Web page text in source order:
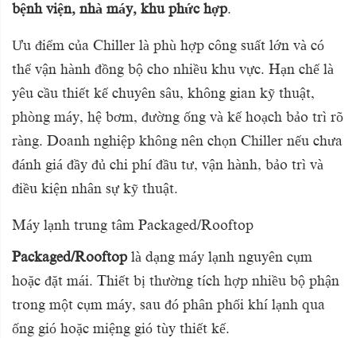
bệnh viện, nhà máy, khu phức hợp.
Ưu điểm của Chiller là phù hợp công suất lớn và có
thể vận hành đồng bộ cho nhiều khu vực. Hạn chế là
yêu cầu thiết kế chuyên sâu, không gian kỹ thuật,
phòng máy, hệ bơm, đường ống và kế hoạch bảo trì rõ
ràng. Doanh nghiệp không nên chọn Chiller nếu chưa
đánh giá đầy đủ chi phí đầu tư, vận hành, bảo trì và
điều kiện nhân sự kỹ thuật.
Máy lạnh trung tâm Packaged/Rooftop
Packaged/Rooftoplà dạng máy lạnh nguyên cụm
hoặc đặt mái. Thiết bị thường tích hợp nhiều bộ phận
trong một cụm máy, sau đó phân phối khí lạnh qua
ống gió hoặc miệng gió tùy thiết kế.